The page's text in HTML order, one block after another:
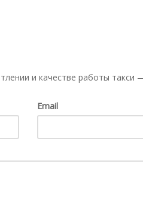
и качестве работы такси
Email